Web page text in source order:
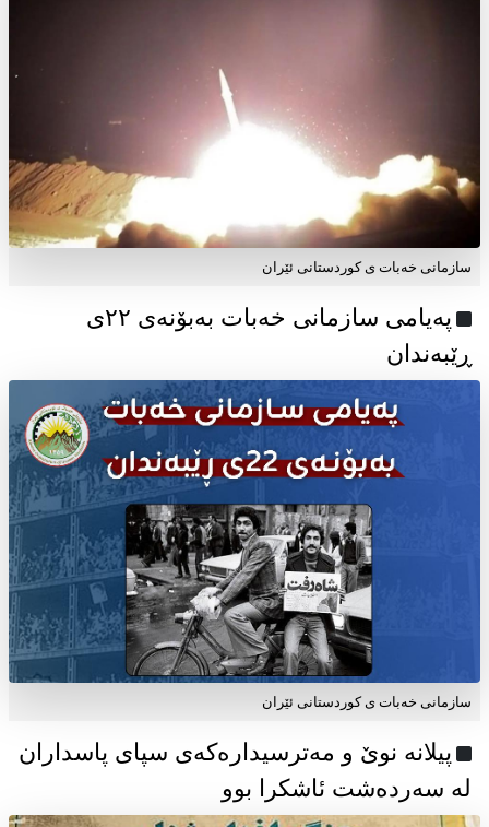
سازمانی خەبات ی کوردستانی ئێران
پەیامی سازمانی خەبات بەبۆنەی ۲۲ی
ڕێبەندان
سازمانی خەبات ی كوردستانی ئێران
پیلانە نوێ و مەترسیدارەکەی سپای پاسداران
لە سەردەشت ئاشکرا بوو